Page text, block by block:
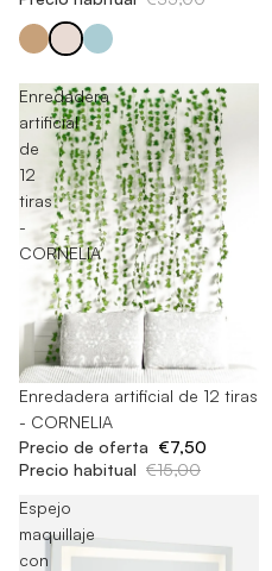
Enredadera
artificial
de
12
tiras
-
CORNELIA
-50%
Enredadera artificial de 12 tiras
- CORNELIA
Precio de oferta €7,50
Precio habitual €15,00
Espejo
maquillaje
con